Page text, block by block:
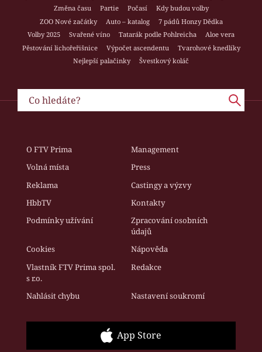
Změna času
Partie Počasí
Kdy budou volby
ZOO Nové začátky
Auto – katalog
7 pádů Honzy Dědka
Volby 2025
Svařené víno Tatarák podle Pohlreicha
Aloe vera
Pěstování lichořeřišnice
Výpočet ascendentu
Tvarohové knedlíky
Nejlepší palačinky
Švestkový koláč
O FTV Prima
Management
Volná místa
Press
Reklama
Castingy a výzvy
HbbTV
Kontakty
Podmínky užívání
Zpracování osobních
údajů
Cookies
Nápověda
Vlastník FTV Prima spol.
s r.o.
Redakce
Nahlásit chybu Nastavení soukromí
App Store